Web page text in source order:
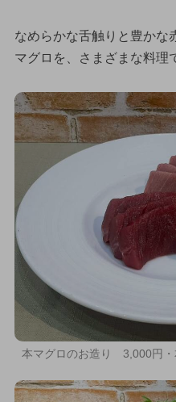
なめらかな舌触りと豊かな
マグロを、さまざまな料理
本マグロのお造り 3,000円